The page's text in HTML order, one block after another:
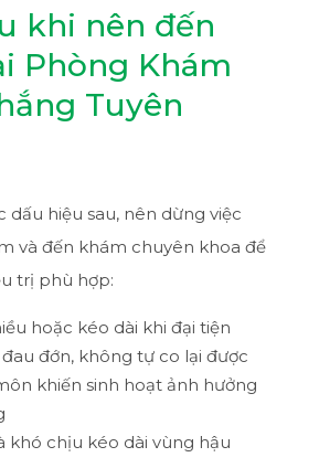
khi nên đến
Phòng Khám
Tuyên
dấu hiệu sau, nên dừng việc
và đến khám chuyên khoa để
trị phù hợp:
hoặc kéo dài khi đại tiện
đớn, không tự co lại được
khiến sinh hoạt ảnh hưởng
khó chịu kéo dài vùng hậu